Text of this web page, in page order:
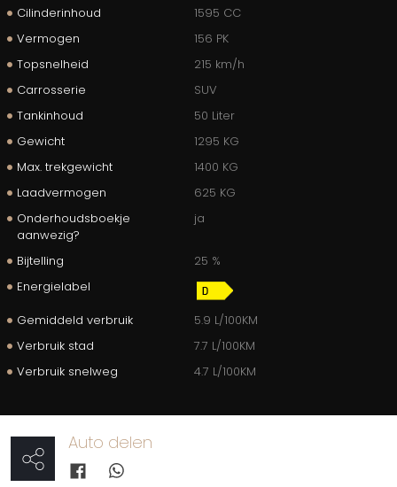
Cilinderinhoud
1595 CC
Vermogen
156 PK
Topsnelheid
215 km/h
Carrosserie
SUV
Tankinhoud
50 Liter
Gewicht
1295 KG
Max. trekgewicht
1400 KG
Laadvermogen
625 KG
Onderhoudsboekje
aanwezig?
ja
Bijtelling
25 %
Energielabel
Gemiddeld verbruik
5.9 L/100KM
Verbruik stad
7.7 L/100KM
Verbruik snelweg
4.7 L/100KM
Auto delen